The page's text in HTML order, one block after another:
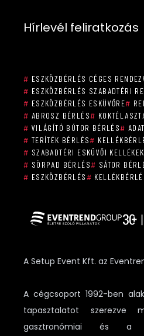
Hírlevél feliratkozás
# ESZKÖZBÉRLÉS CÉGES
# ESZKÖZBÉRLÉS SZABADTÉRI
# ESZKÖZBÉRLÉS ESKÜVŐRE#
# ABROSZ BÉRLÉS#
# VILÁGÍTÓ BÚTOR BÉRLÉS#
# TERÍTÉK BÉRLÉS#
# SZABADTÉRI ESKÜVŐI
# SÖRPAD BÉRLÉS# SÁTOR
# ESZKÖZBÉRLÉS#
A Setup Event Kft. az
A cégcsoport 1992-ben
tapasztalatot szerezve
gasztronómiai és a